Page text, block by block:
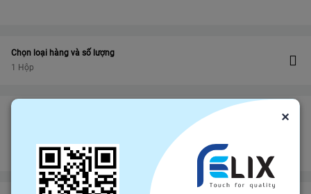
Chọn loại hàng và số lượng
1 Hộp
bảo vệ đơn hàng felix.store của bạn
Đảm bảo gửi hàng đúng hạn
Chính sách hoàn tiền
×